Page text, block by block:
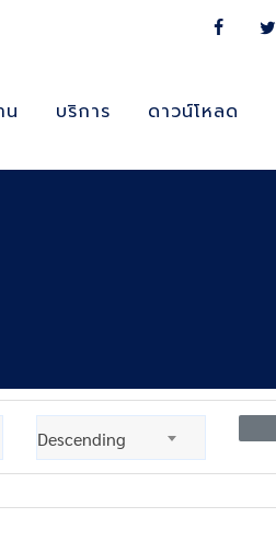
น บริการ ดาวน์โหลด
Descending